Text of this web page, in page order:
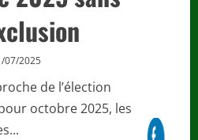
07/2025
de l’élection
octobre 2025, les